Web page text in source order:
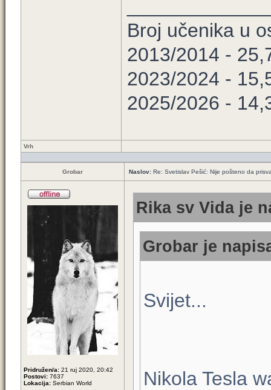
Broj učenika u
2013/2014 -
2023/2024 -
2025/2026 -
Vrh
Grobar Naslov: Re: Svetislav Pešić: Nije pošteno da
Pridružen/a: 21 ruj 2020, 20:42
Postovi: 7637
Lokacija: Serbian World
Rika sv Vida je
Grobar je
Svijet...
Nikola Tesla